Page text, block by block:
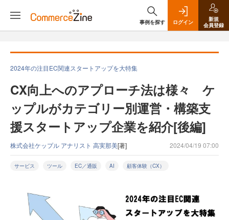
事例を探す ログイン
新規
会員登録
2024年の注目EC関連スタートアップを大特集
CX向上へのアプローチ法は様々 ケ
ップルがカテゴリー別運営・構築支
援スタートアップ企業を紹介[後編]
株式会社ケップル アナリスト 高実那美[著] 2024/04/19 07:00
サービス ツール EC／通販 AI 顧客体験（CX）